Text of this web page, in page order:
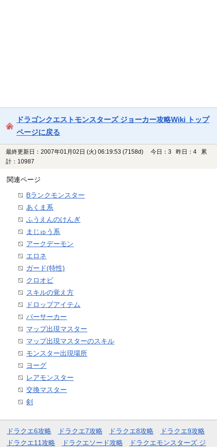
ドラゴンクエストモンスターズ ジョーカー攻略Wiki トップ
ページに戻る
最終更新日：2007年01月02日 (火) 06:19:53 (7158d)
今日：3 昨日：4 累
計：10987
関連ページ
Bランクモンスター
あくま系
ふうえんのけんぎ
まじゅう系
アークデーモン
エロネ
ガード(特性)
クロオビ
スキルの覚え方
ドロップアイテム
バーサーカー
マップ出現マスター
マップ出現マスターのスキル
モンスター出現場所
ヨーグ
レアモンスター
交換マスター
剣
ドラクエ6攻略 ドラクエ7攻略 ドラクエ8攻略
ドラクエ9攻略
ドラクエ11攻略
ドラクエソード攻略 ドラクエモンスターズ ジ